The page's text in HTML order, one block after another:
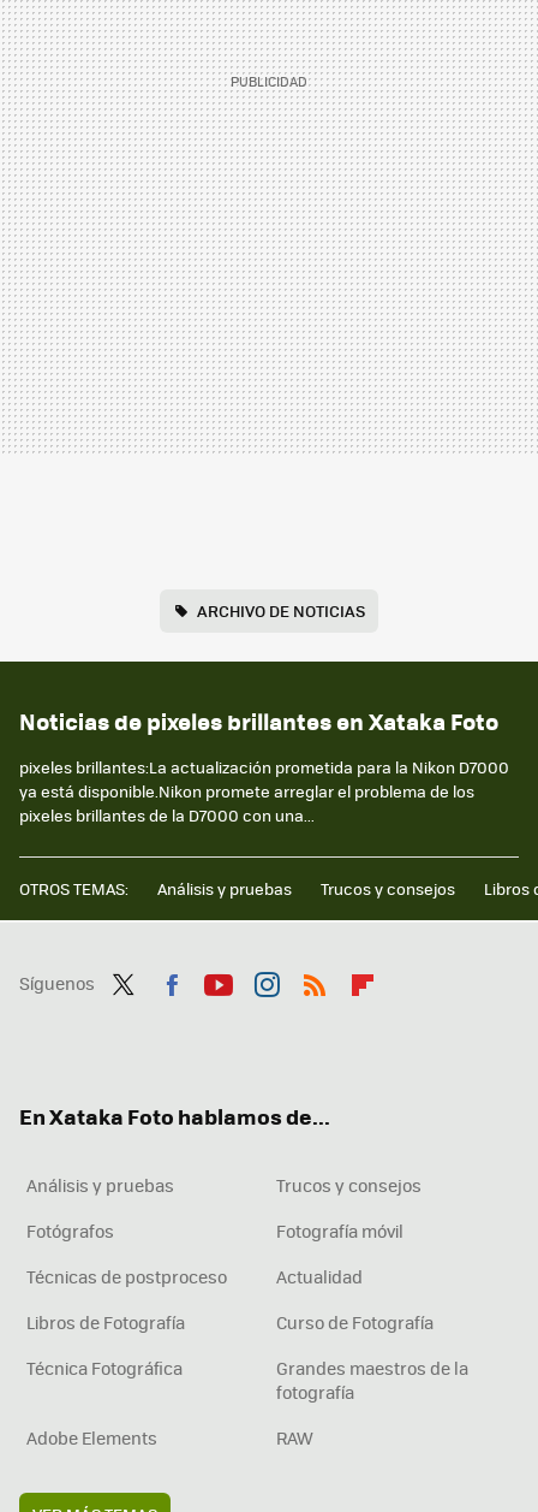
ARCHIVO DE NOTICIAS
Noticias de pixeles brillantes en Xataka Foto
pixeles brillantes:La actualización prometida para la Nikon D7000
ya está disponible.Nikon promete arreglar el problema de los
pixeles brillantes de la D7000 con una...
OTROS TEMAS: Análisis y pruebas Trucos y consejos Libros
Síguenos
En Xataka Foto hablamos de...
Análisis y pruebas
Trucos y consejos
Fotógrafos
Fotografía móvil
Técnicas de postproceso
Actualidad
Libros de Fotografía
Curso de Fotografía
Técnica Fotográfica
Grandes maestros de la
fotografía
Adobe Elements
RAW